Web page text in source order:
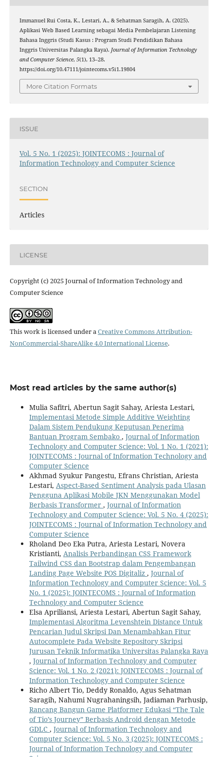
Immanuel Rui Costa, K., Lestari, A., & Sehatman Saragih, A. (2025).
Aplikasi Web Based Learning sebagai Media Pembelajaran Listening
Bahasa Inggris (Studi Kasus : Program Studi Pendidikan Bahasa
Inggris Universitas Palangka Raya). Journal of Information Technology
and Computer Science, 5(1), 13–28.
https://doi.org/10.47111/jointecoms.v5i1.19804
More Citation Formats
ISSUE
Vol. 5 No. 1 (2025): JOINTECOMS : Journal of
Information Technology and Computer Science
SECTION
Articles
LICENSE
Copyright (c) 2025 Journal of Information Technology and
Computer Science
This work is licensed under aCreative Commons Attribution-
NonCommercial-ShareAlike 4.0 International License.
Most read articles by the same author(s)
Mulia Safitri, Abertun Sagit Sahay, Ariesta Lestari,
Implementasi Metode Simple Additive Weighting
Dalam Sistem Pendukung Keputusan Penerima
Bantuan Program Sembako , Journal of Information
Technology and Computer Science: Vol. 1 No. 1 (2021):
JOINTECOMS : Journal of Information Technology and
Computer Science
Akhmad Syukur Pangestu, Efrans Christian, Ariesta
Lestari, Aspect-Based Sentiment Analysis pada Ulasan
Pengguna Aplikasi Mobile JKN Menggunakan Model
Berbasis Transformer , Journal of Information
Technology and Computer Science: Vol. 5 No. 4 (2025):
JOINTECOMS : Journal of Information Technology and
Computer Science
Rholand Deo Eka Putra, Ariesta Lestari, Novera
Kristianti, Analisis Perbandingan CSS Framework
Tailwind CSS dan Bootstrap dalam Pengembangan
Landing Page Website POS Digitaliz , Journal of
Information Technology and Computer Science: Vol. 5
No. 1 (2025): JOINTECOMS : Journal of Information
Technology and Computer Science
Elsa Apriliansi, Ariesta Lestari, Abertun Sagit Sahay,
Implementasi Algoritma Levenshtein Distance Untuk
Pencarian Judul Skripsi Dan Menambahkan Fitur
Autocomplete Pada Website Repository Skripsi
Jurusan Teknik Informatika Universitas Palangka Raya
, Journal of Information Technology and Computer
Science: Vol. 1 No. 2 (2021): JOINTECOMS : Journal of
Information Technology and Computer Science
Richo Albert Tio, Deddy Ronaldo, Agus Sehatman
Saragih, Nahumi Nugrahaningsih, Jadiaman Parhusip,
Rancang Bangun Game Platformer Edukasi “The Tale
of Tio’s Journey” Berbasis Android dengan Metode
GDLC , Journal of Information Technology and
Computer Science: Vol. 5 No. 3 (2025): JOINTECOMS :
Journal of Information Technology and Computer